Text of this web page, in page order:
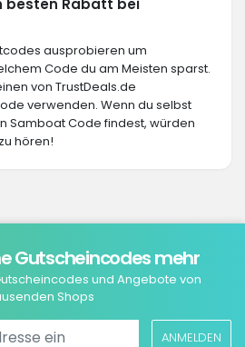
besten Rabatt bei
ausprobieren um
Code du am Meisten sparst.
von TrustDeals.de
verwenden. Wenn du selbst
Samboat Code findest, würden
hören!
Gutscheincodes mehr
und Angebote von
Shops
ANMELDEN